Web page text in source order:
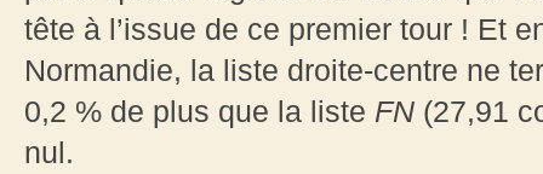
tête à l’issue de ce premier tour ! Et
Normandie, la liste droite-centre ne
0,2 % de plus que la liste FN (27,91
nul.